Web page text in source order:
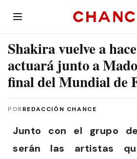
Shakira vuelve a
actuará junto a
final del Mundial de
POR REDACCIÓN CHANCE
Junto con el grupo
serán las artistas